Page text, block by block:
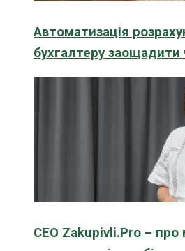
Автоматизація
бухгалтеру заощадити
CEO Zakupivli.Pro – про